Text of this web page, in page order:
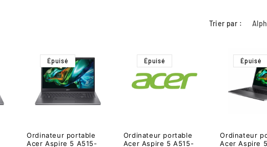
Trier par :
Épuisé
Ordinateur portable
Acer Aspire 5 A515-
Épuisé
Ordinateur portable
Acer Aspire 5 A515-
Épuisé
Ordinateur
Acer Aspire